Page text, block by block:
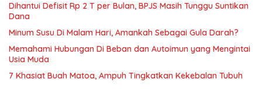
Dihantui Defisit Rp 2 T per Bulan, BPJS Masih Tunggu Suntikan
Dana
Minum Susu Di Malam Hari, Amankah Sebagai Gula Darah?
Memahami Hubungan Di Beban dan Autoimun yang Mengintai
Usia Muda
7 Khasiat Buah Matoa, Ampuh Tingkatkan Kekebalan Tubuh